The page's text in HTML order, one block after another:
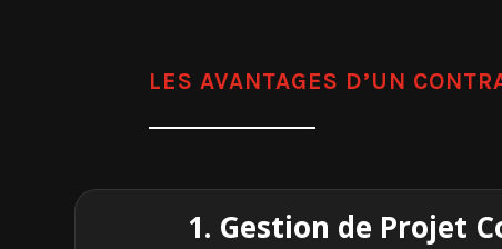
LES AVANTAGES D’UN
1. Gestion de Projet